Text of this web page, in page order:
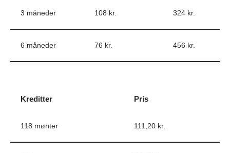
3 måneder 108 kr. 324 kr.
6 måneder 76 kr. 456 kr.
Kreditter Pris
118 mønter 111,20 kr.